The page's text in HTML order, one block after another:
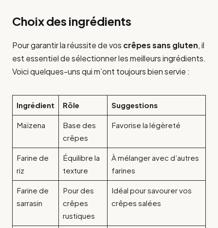
Choix des ingrédients
Pour garantir la réussite de vos crêpes sans gluten, il
est essentiel de sélectionner les meilleurs ingrédients.
Voici quelques-uns qui m’ont toujours bien servie :
Ingrédient Rôle Suggestions
Maïzena
Base des
crêpes
Favorise la légèreté
Farine de
riz
Équilibre la
texture
À mélanger avec d’autres
farines
Farine de
sarrasin
Pour des
crêpes
rustiques
Idéal pour savourer vos
crêpes salées